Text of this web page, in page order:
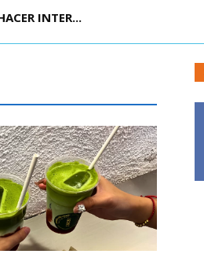
ESTÁ ENC...